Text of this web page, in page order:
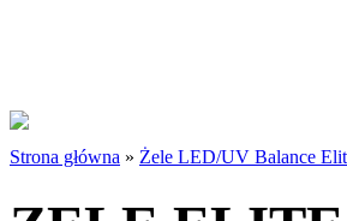
Strona główna » Żele LED/UV Balance